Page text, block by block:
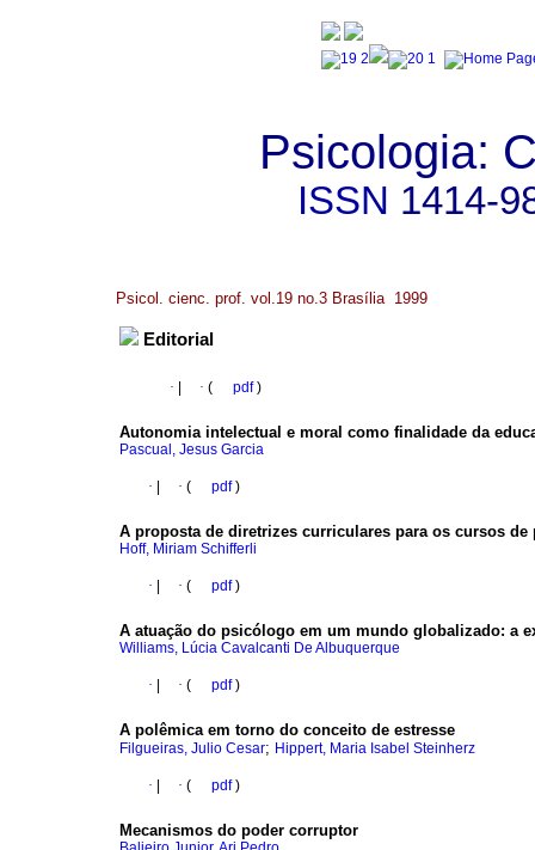
Psicologia:
ISSN 1414-
Psicol. cienc. prof. vol.19 no.3 Brasília 1999
Editorial
· · ( pdf)
Autonomia intelectual e moral como finalidade da
Pascual, Jesus Garcia
· · ( pdf)
A proposta de diretrizes curriculares para os cursos de
Hoff, Miriam Schifferli
· · ( pdf)
A atuação do psicólogo em um mundo globalizado: a
Williams, Lúcia Cavalcanti De Albuquerque
· · ( pdf)
A polêmica em torno do conceito de estresse
Filgueiras, Julio Cesar; Hippert, Maria Isabel Steinherz
· · ( pdf)
Mecanismos do poder corruptor